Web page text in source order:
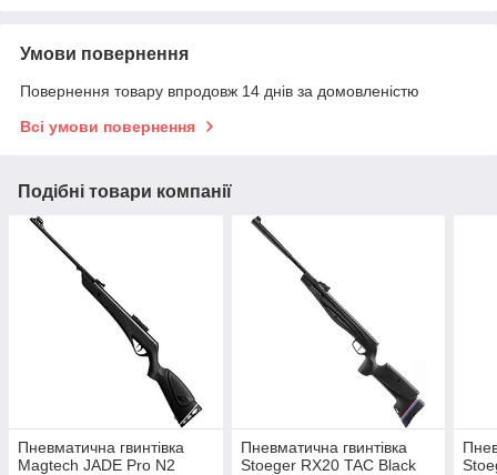
Умови повернення
Повернення товару впродовж 14 днів за домовленістю
Всі умови повернення
Подібні товари компанії
Пневматична гвинтівка
Magtech JADE Pro N2
Пневматична гвинтівка
Stoeger RX20 TAC Black